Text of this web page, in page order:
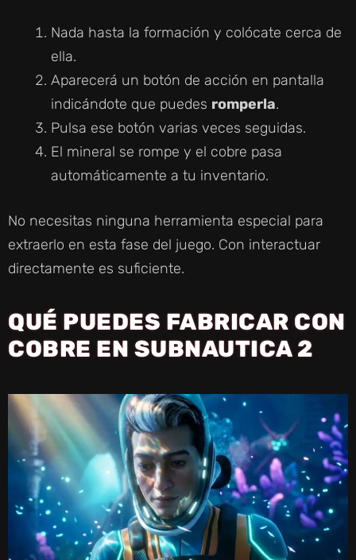
Nada hasta la formación y colócate cerca de
ella.
Aparecerá un botón de acción en pantalla
indicándote que puedes romperla.
Pulsa ese botón varias veces seguidas.
El mineral se rompe y el cobre pasa
automáticamente a tu inventario.
No necesitas ninguna herramienta especial para
extraerlo en esta fase del juego. Con interactuar
directamente es suficiente.
QUÉ PUEDES FABRICAR CON
COBRE EN SUBNAUTICA 2